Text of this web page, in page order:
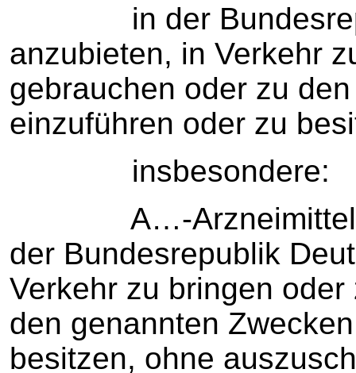
in der
anzubieten, in Verkehr
gebrauchen oder zu
einzuführen oder zu
insbesondere:
A…-Arzneimittel,
der Bundesrepublik
Verkehr zu bringen
den genannten
besitzen, ohne